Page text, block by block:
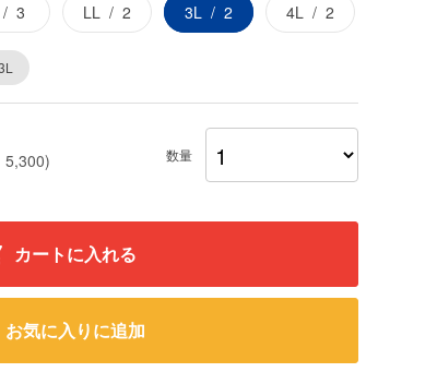
3 LL 2 3L 2 4L 2
5,300) 数量
カートに入れる
お気に入りに追加